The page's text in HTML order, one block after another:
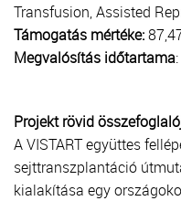
Transfusion, Assisted
Támogatás mértéke:
Megvalósítás időtartama
Projekt rövid
A VISTART együttes
sejttranszplantáció
kialakítása egy